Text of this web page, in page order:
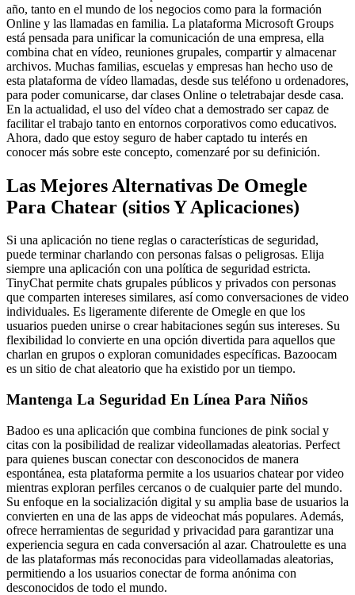
año, tanto en el mundo de los negocios como para la formación
Online y las llamadas en familia. La plataforma Microsoft Groups
está pensada para unificar la comunicación de una empresa, ella
combina chat en vídeo, reuniones grupales, compartir y almacenar
archivos. Muchas familias, escuelas y empresas han hecho uso de
esta plataforma de vídeo llamadas, desde sus teléfono u ordenadores,
para poder comunicarse, dar clases Online o teletrabajar desde casa.
En la actualidad, el uso del vídeo chat a demostrado ser capaz de
facilitar el trabajo tanto en entornos corporativos como educativos.
Ahora, dado que estoy seguro de haber captado tu interés en
conocer más sobre este concepto, comenzaré por su definición.
Las Mejores Alternativas De Omegle
Para Chatear (sitios Y Aplicaciones)
Si una aplicación no tiene reglas o características de seguridad,
puede terminar charlando con personas falsas o peligrosas. Elija
siempre una aplicación con una política de seguridad estricta.
TinyChat permite chats grupales públicos y privados con personas
que comparten intereses similares, así como conversaciones de video
individuales. Es ligeramente diferente de Omegle en que los
usuarios pueden unirse o crear habitaciones según sus intereses. Su
flexibilidad lo convierte en una opción divertida para aquellos que
charlan en grupos o exploran comunidades específicas. Bazoocam
es un sitio de chat aleatorio que ha existido por un tiempo.
Mantenga La Seguridad En Línea Para Niños
Badoo es una aplicación que combina funciones de pink social y
citas con la posibilidad de realizar videollamadas aleatorias. Perfect
para quienes buscan conectar con desconocidos de manera
espontánea, esta plataforma permite a los usuarios chatear por video
mientras exploran perfiles cercanos o de cualquier parte del mundo.
Su enfoque en la socialización digital y su amplia base de usuarios la
convierten en una de las apps de videochat más populares. Además,
ofrece herramientas de seguridad y privacidad para garantizar una
experiencia segura en cada conversación al azar. Chatroulette es una
de las plataformas más reconocidas para videollamadas aleatorias,
permitiendo a los usuarios conectar de forma anónima con
desconocidos de todo el mundo.